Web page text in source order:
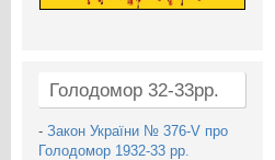
Голодомор 32-33рр.
- Закон України № 376-V про
Голодомор 1932-33 рр.